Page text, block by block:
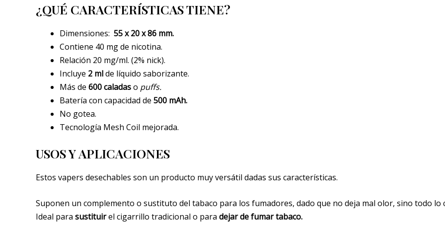
¿QUÉ CARACTERÍSTICAS TIENE?
Dimensiones: 55 x 20 x 86 mm.
Contiene 40 mg de nicotina.
Relación 20 mg/ml. (2% nick).
Incluye 2 mlde líquido saborizante.
Más de 600 caladaso puffs.
Batería con capacidad de 500 mAh.
No gotea.
Tecnología Mesh Coil mejorada.
USOS Y APLICACIONES
Estos vapers desechables son un producto muy versátil dadas sus características.
Suponen un complemento o sustituto del tabaco para los fumadores, dado que no deja mal olor, sino todo
Ideal para sustituirel cigarrillo tradicional o para dejar de fumar tabaco.